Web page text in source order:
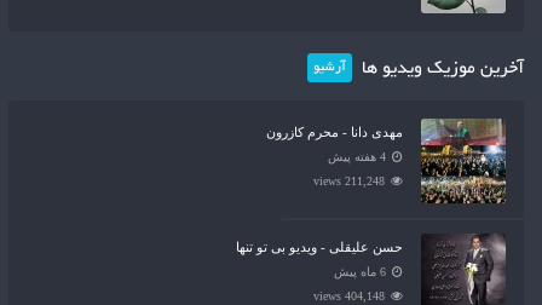
آخرین موزیک ویدیو ها آرشیو
مهدی دانا - محرم کازرون
4 هفته پیش
211,248 views
حسن علیقلی - ویدیو بی تو تنها
6 ماه پیش
404,148 views